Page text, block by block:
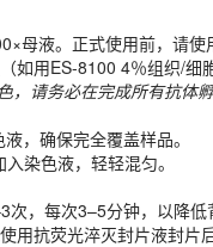
，请务必在完成所有抗体
，确保完全覆盖样品。
染色液，轻轻混匀。
，每次3–5分钟，以降低
用抗荧光淬灭封片液封
母液。正式使用前，请使
如用ES-8100 4％组织/细
请务必在完成所有抗体
，确保完全覆盖样品。
染色液，轻轻混匀。
，每次3–5分钟，以降低
用抗荧光淬灭封片液封